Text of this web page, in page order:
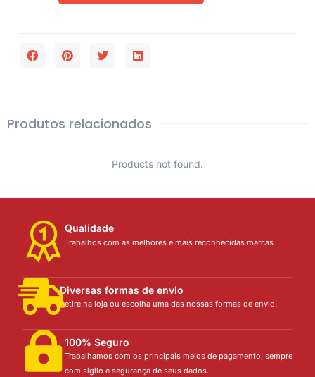
Produtos relacionados
Products not found.
Qualidade
Trabalhos com as melhores e mais reconhecidas marcas
Diversas formas de envio
Retire na loja ou escolha uma das nossas formas de envio.
100% Seguro
Trabalhamos com os principais meios de pagamento, sempre
com sigilo e segurança de seus dados.